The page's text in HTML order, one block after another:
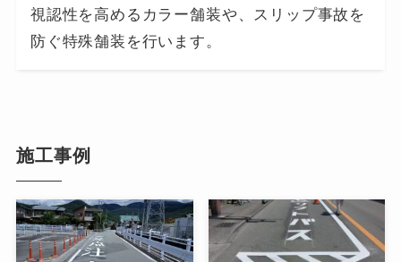
視認性を高めるカラー舗装や、スリップ事故を
防ぐ特殊舗装を行います。
施工事例